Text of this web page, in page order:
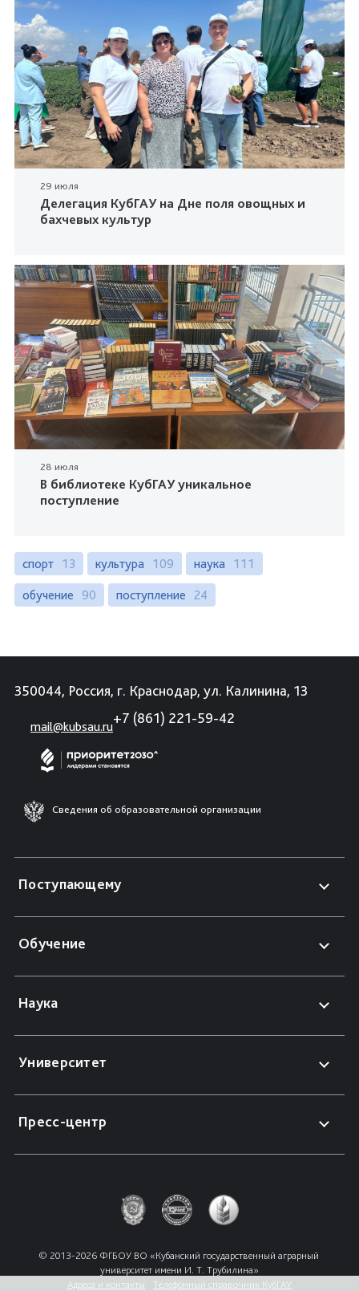
29 июля
Делегация КубГАУ на Дне поля овощных и
бахчевых культур
28 июля
В библиотеке КубГАУ уникальное
поступление
спорт 13 культура 109 наука 111
обучение 90 поступление 24
350044, Россия, г. Краснодар, ул. Калинина, 13
mail@kubsau.ru
+7 (861) 221-59-42
Сведения об образовательной организации
Поступающему
Обучение
Наука
Университет
Пресс-центр
© 2013-2026 ФГБОУ ВО «Кубанский государственный аграрный
университет имени И. Т. Трубилина»
Адреса и контакты
Телефонный справочник КубГАУ